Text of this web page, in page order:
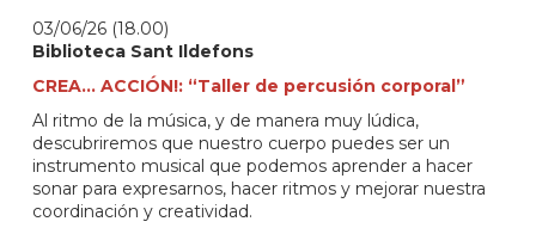
03/06/26 (18.00)
Biblioteca Sant Ildefons
CREA... ACCIÓN!: “Taller de percusión corporal”
Al ritmo de la música, y de manera muy lúdica,
descubriremos que nuestro cuerpo puedes ser un
instrumento musical que podemos aprender a hacer
sonar para expresarnos, hacer ritmos y mejorar nuestra
coordinación y creatividad.